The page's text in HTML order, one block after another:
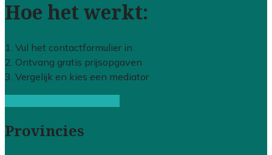
Hoe het werkt:
1. Vul het contactformulier in
2. Ontvang gratis prijsopgaven
3. Vergelijk en kies een mediator
Provincies